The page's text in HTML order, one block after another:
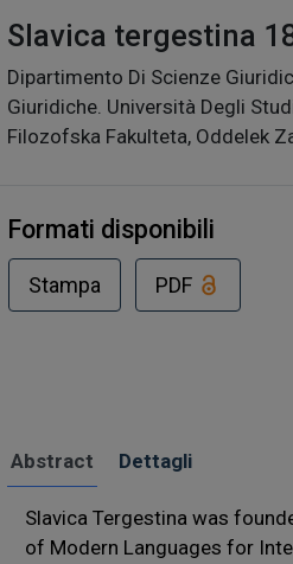
Slavica tergestina
Dipartimento Di Scienze
Giuridiche. Università Degli
Filozofska Fakulteta, Oddelek
Formati disponibili
Stampa PDF
Abstract Dettagli
Slavica Tergestina was
of Modern Languages for